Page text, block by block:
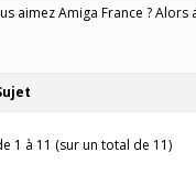
aimez Amiga France ?
1 à 11 (sur un total de 11)